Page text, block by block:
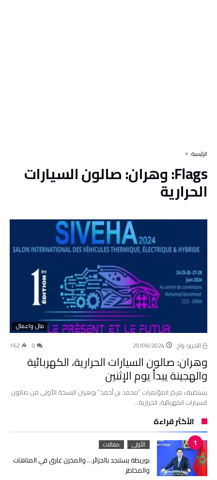
‫الرئيسية‬
Flags: وهران: صالون السيارات
الحرارية
مال واعمال
التحرير/ واج
20/06/2024
162
وهران: صالون السيارات الحرارية، الكهربائية
والهجينة يبدأ يوم الإثنين
يستضيف مركز المؤتمرات “محمد بن أحمد” بوهران النسخة الأولى من صالون
السيارات الكهربائية، الحرارية…
الأكثر قراءة
الأولى مقالات
بوريطة يستنجد بالجزائر… والمخزن غارق في المتاهات
والمخاطر